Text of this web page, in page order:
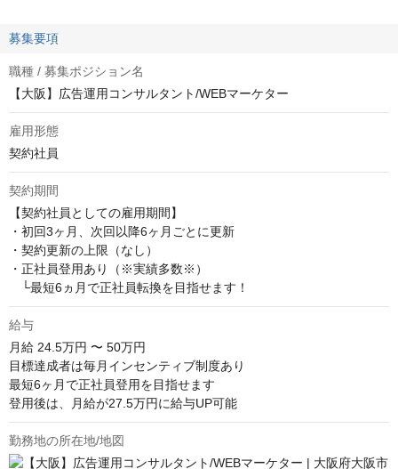
募集要項
職種 / 募集ポジション名
【大阪】広告運用コンサルタント/WEBマーケター
雇用形態
契約社員
契約期間
【契約社員としての雇用期間】
・初回3ヶ月、次回以降6ヶ月ごとに更新
・契約更新の上限（なし）
・正社員登用あり（※実績多数※）
└最短6ヵ月で正社員転換を目指せます！
給与
月給 24.5万円 〜 50万円
目標達成者は毎月インセンティブ制度あり
最短6ヶ月で正社員登用を目指せます
登用後は、月給が27.5万円に給与UP可能
勤務地の所在地/地図